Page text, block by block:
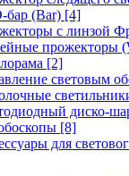
бар (Bar) [4]
с линзой
прожекторы
[2]
световым
диско-
[8]
для